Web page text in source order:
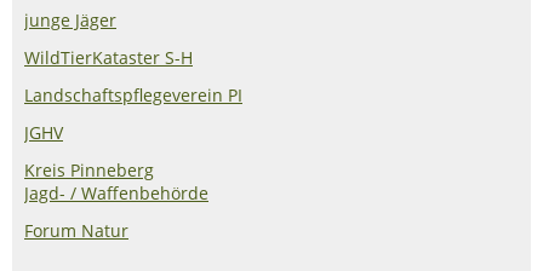
junge Jäger
WildTierKataster S-H
Landschaftspflegeverein PI
JGHV
Kreis Pinneberg
Jagd- / Waffenbehörde
Forum Natur